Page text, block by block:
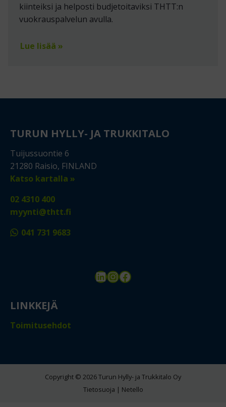
kiinteiksi ja helposti budjetoitaviksi THTT:n
vuokrauspalvelun avulla.
Lue lisää »
TURUN HYLLY- JA TRUKKITALO
Tuijussuontie 6
21280 Raisio, FINLAND
Katso kartalla »
02 4310 400
myynti@thtt.fi
041 731 9683
LinkedIn
Instagram
Facebook
LINKKEJÄ
Toimitusehdot
Copyright © 2026 Turun Hylly- ja Trukkitalo Oy
Tietosuoja | Netello